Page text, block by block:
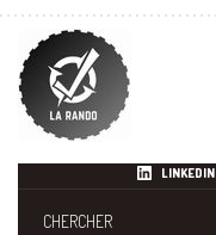
LINKEDIN